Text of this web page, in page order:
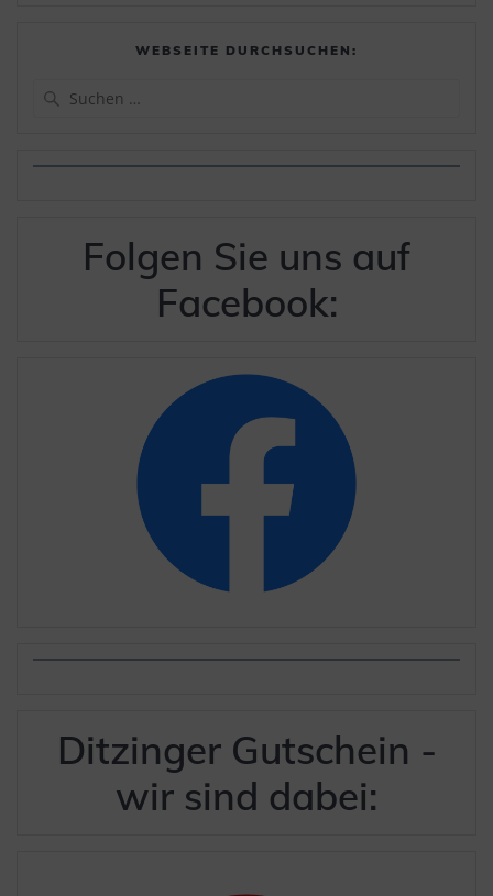
WEBSEITE DURCHSUCHEN:
Folgen Sie uns auf
Facebook:
Ditzinger Gutschein -
wir sind dabei: